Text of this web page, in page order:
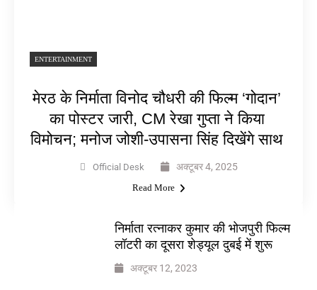
ENTERTAINMENT
मेरठ के निर्माता विनोद चौधरी की फिल्म ‘गोदान’
का पोस्टर जारी, CM रेखा गुप्ता ने किया
विमोचन; मनोज जोशी-उपासना सिंह दिखेंगे साथ
Official Desk अक्टूबर 4, 2025
Read More
निर्माता रत्नाकर कुमार की भोजपुरी फिल्म
लॉटरी का दूसरा शेड्यूल दुबई में शुरू
अक्टूबर 12, 2023